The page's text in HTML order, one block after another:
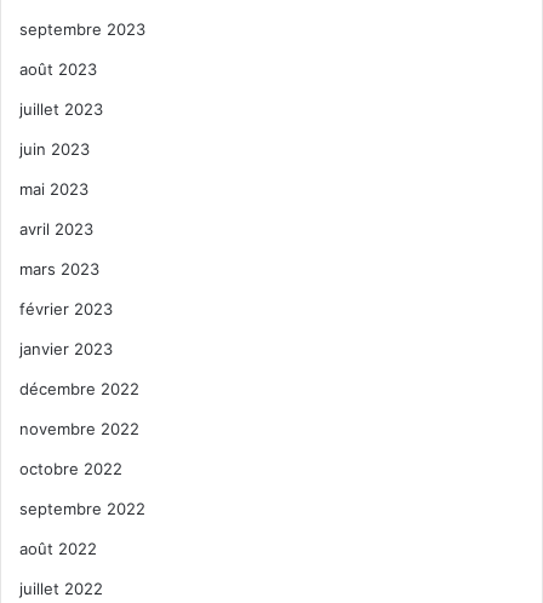
septembre 2023
août 2023
juillet 2023
juin 2023
mai 2023
avril 2023
mars 2023
février 2023
janvier 2023
décembre 2022
novembre 2022
octobre 2022
septembre 2022
août 2022
juillet 2022